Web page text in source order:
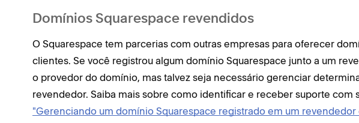
Domínios Squarespace revendidos
O Squarespace tem parcerias com outras empresas para oferecer
clientes. Se você registrou algum domínio Squarespace junto a um
o provedor do domínio, mas talvez seja necessário gerenciar
revendedor. Saiba mais sobre como identificar e receber suporte com
"Gerenciando um domínio Squarespace registrado em um revendedor